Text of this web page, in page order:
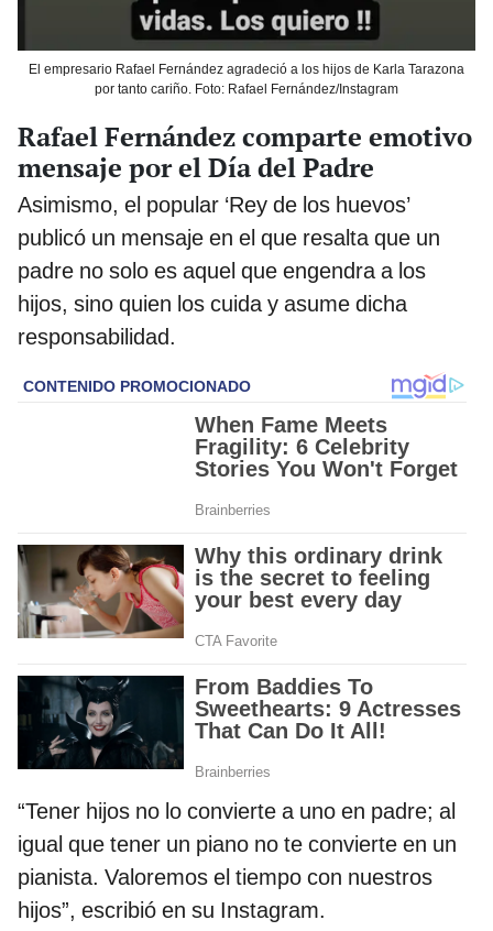
El empresario Rafael Fernández agradeció a los hijos de Karla Tarazona
por tanto cariño. Foto: Rafael Fernández/Instagram
Rafael Fernández comparte emotivo
mensaje por el Día del Padre
Asimismo, el popular ‘Rey de los huevos’
publicó un mensaje en el que resalta que un
padre no solo es aquel que engendra a los
hijos, sino quien los cuida y asume dicha
responsabilidad.
“Tener hijos no lo convierte a uno en padre; al
igual que tener un piano no te convierte en un
pianista. Valoremos el tiempo con nuestros
hijos”, escribió en su Instagram.